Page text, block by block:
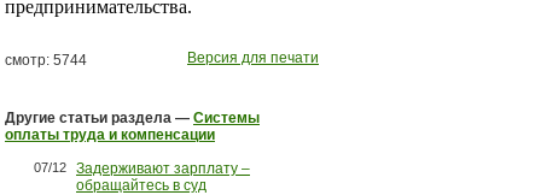
предпринимательства.
смотр: 5744 Версия для печати
Другие статьи раздела — Системы
оплаты труда и компенсации
07/12
Задерживают зарплату –
обращайтесь в суд